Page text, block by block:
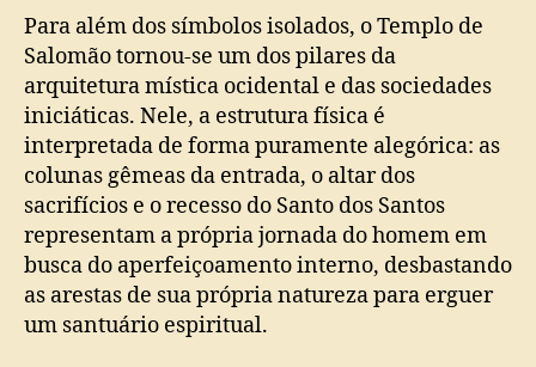
Para além dos símbolos isolados, o Templo de
Salomão tornou-se um dos pilares da
arquitetura mística ocidental e das sociedades
iniciáticas. Nele, a estrutura física é
interpretada de forma puramente alegórica: as
colunas gêmeas da entrada, o altar dos
sacrifícios e o recesso do Santo dos Santos
representam a própria jornada do homem em
busca do aperfeiçoamento interno, desbastando
as arestas de sua própria natureza para erguer
um santuário espiritual.